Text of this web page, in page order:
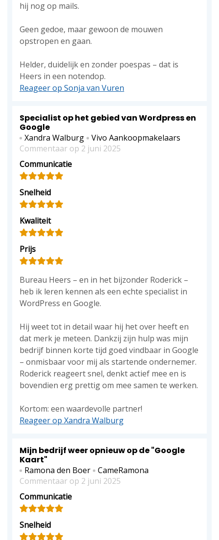
hij nog op mails.
Geen gedoe, maar gewoon de mouwen
opstropen en gaan.
Helder, duidelijk en zonder poespas – dat is
Heers in een notendop.
Reageer op Sonja van Vuren
Specialist op het gebied van Wordpress en
Google
Xandra Walburg
Vivo Aankoopmakelaars
Commentaar op 2 juni 2025
Communicatie
Snelheid
Kwaliteit
Prijs
Bureau Heers – en in het bijzonder Roderick –
heb ik leren kennen als een echte specialist in
WordPress en Google.
Hij weet tot in detail waar hij het over heeft en
dat merk je meteen. Dankzij zijn hulp was mijn
bedrijf binnen korte tijd goed vindbaar in Google
– onmisbaar voor mij als startende ondernemer.
Roderick reageert snel, denkt actief mee en is
bovendien erg prettig om mee samen te werken.
Kortom: een waardevolle partner!
Reageer op Xandra Walburg
Mijn bedrijf weer opnieuw op de "Google
Kaart"
Ramona den Boer
CameRamona
Commentaar op 2 juni 2025
Communicatie
Snelheid